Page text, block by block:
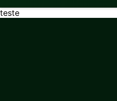
teste